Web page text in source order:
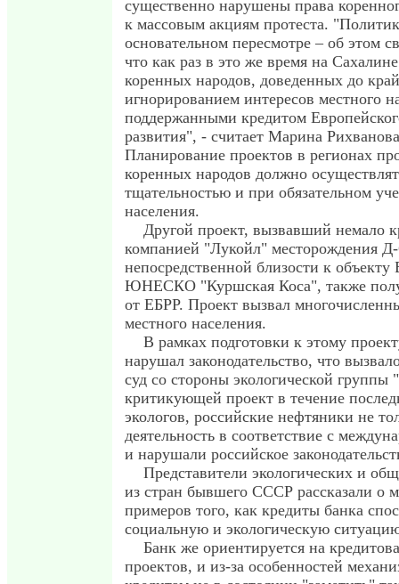
существенно нарушены права
к массовым акциям протеста.
основательном пересмотре – об этом
что как раз в это же время на
коренных народов, доведенных до
игнорированием интересов местного
поддержанными кредитом
развития", - считает Марина
Планирование проектов в регионах
коренных народов должно
тщательностью и при обязательном
населения.
Другой проект, вызвавший немало
компанией "Лукойл" месторождения
непосредственной близости к объекту
ЮНЕСКО "Куршская Коса", также
от ЕБРР. Проект вызвал
местного населения.
В рамках подготовки к этому
нарушал законодательство, что
суд со стороны экологической группы
критикующей проект в течение
экологов, российские нефтяники не
деятельность в соответствие с
и нарушали российское
Представители экологических и
из стран бывшего СССР рассказали о
примеров того, как кредиты банка
социальную и экологическую
Банк же ориентируется на
проектов, и из-за особенностей